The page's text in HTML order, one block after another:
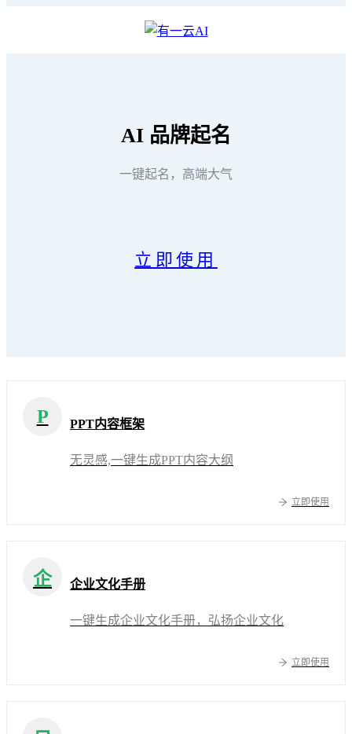
AI 品牌起名
一键起名，高端大气
立即使用
P PPT内容框架
无灵感,一键生成PPT内容大纲
立即使用
企 企业文化手册
一键生成企业文化手册，弘扬企业文化
立即使用